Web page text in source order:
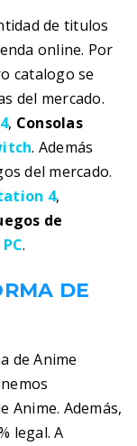
de titulos
online. Por
catalogo se
del mercado.
, Consolas
. Además
del mercado.
4,
de
.
DE
de Anime
Anime. Además,
legal. A